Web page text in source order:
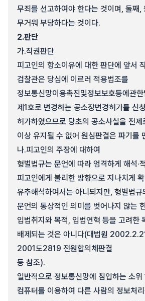
무죄를 선고하여야 한다는 것이며, 둘째,
무거워 부당하다는 것이다.
2.판단
가.직권판단
피고인의 항소이유에 대한 판단에 앞서
검찰관은 당심에 이르러 적용법조를
정보통신망이용촉진및정보보호등에관
제1호로 변경하는 공소장변경허가를 신
허가하였으므로 당초의 공소사실을 전제
이상 유지될 수 없어 원심판결은 파기를
나.피고인의 주장에 대하여
형벌법규는 문언에 따라 엄격하게 해석·
피고인에게 불리한 방향으로 지나치게
유추해석하여서는 아니되지만, 형벌법
문언의 통상적인 의미를 벗어나지 않는
입법취지와 목적, 입법연혁 등을 고려한
배제되는 것은 아니다(대법원
2001도2819 전원합의체판결
등 참조).
일반적으로 정보통신망에 침입하는 소위
컴퓨터를 이용하여 다른 사람의 정보처